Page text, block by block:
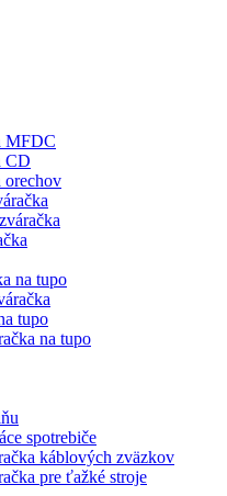
MFDC
CD
orechov
na tupo
tupo
na tupo
spotrebiče
káblových zväzkov
pre ťažké stroje